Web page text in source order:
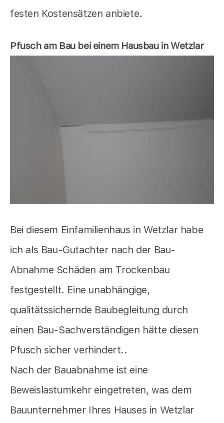
festen Kostensätzen anbiete.
Pfusch am Bau bei einem Hausbau in Wetzlar
Bei diesem Einfamilienhaus in Wetzlar habe
ich als Bau-Gutachter nach der Bau-
Abnahme Schäden am Trockenbau
festgestellt. Eine unabhängige,
qualitätssichernde Baubegleitung durch
einen Bau-Sachverständigen hätte diesen
Pfusch sicher verhindert..
Nach der Bauabnahme ist eine
Beweislastumkehr eingetreten, was dem
Bauunternehmer Ihres Hauses in Wetzlar